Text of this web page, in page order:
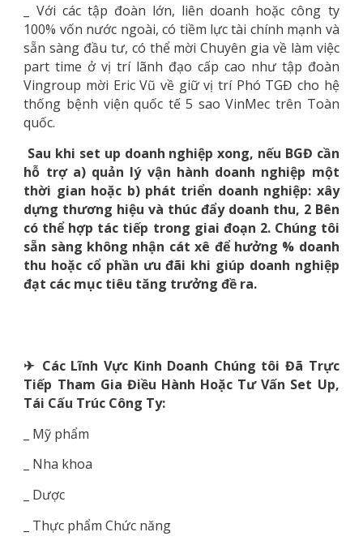
_ Với các tập đoàn lớn, liên doanh hoặc công ty
100% vốn nước ngoài, có tiềm lực tài chính mạnh và
sẵn sàng đầu tư, có thể mời Chuyên gia về làm việc
part time ở vị trí lãnh đạo cấp cao như tập đoàn
Vingroup mời Eric Vũ về giữ vị trí Phó TGĐ cho hệ
thống bệnh viện quốc tế 5 sao VinMec trên Toàn
quốc.
Sau khi set up doanh nghiệp xong, nếu BGĐ cần
hỗ trợ a) quản lý vận hành doanh nghiệp một
thời gian hoặc b) phát triển doanh nghiệp: xây
dựng thương hiệu và thúc đẩy doanh thu, 2 Bên
có thể hợp tác tiếp trong giai đoạn 2. Chúng tôi
sẵn sàng không nhận cát xê để hưởng % doanh
thu hoặc cổ phần ưu đãi khi giúp doanh nghiệp
đạt các mục tiêu tăng trưởng đề ra.
✈ Các Lĩnh Vực Kinh Doanh Chúng tôi Đã Trực
Tiếp Tham Gia Điều Hành Hoặc Tư Vấn Set Up,
Tái Cấu Trúc Công Ty:
_ Mỹ phẩm
_ Nha khoa
_ Dược
_ Thực phẩm Chức năng